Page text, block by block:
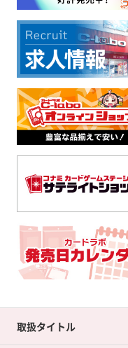
取扱タイトル